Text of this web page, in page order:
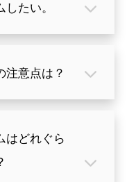
たい。
調べましょう。
ングの広さ、動
注意点は？
場合がありま
認し、管理事務
はどれぐら